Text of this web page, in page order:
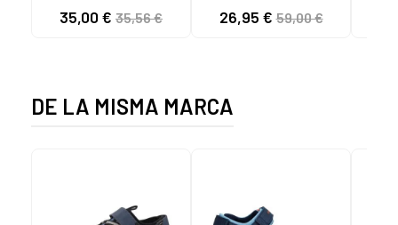
MULTICOLOR
35,00 € 35,56 € 26,95 €59,00 €
DE LA MISMA MARCA